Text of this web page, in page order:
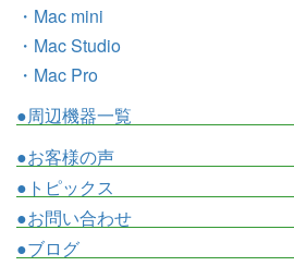
・Mac mini
・Mac Studio
・Mac Pro
●周辺機器一覧
●お客様の声
●トピックス
●お問い合わせ
●ブログ